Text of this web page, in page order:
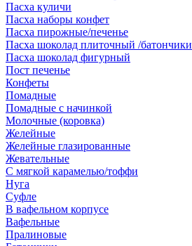
Пасха куличи
Пасха наборы конфет
Пасха пирожные/печенье
Пасха шоколад плиточный /батончики
Пасха шоколад фигурный
Пост печенье
Конфеты
Помадные
Помадные с начинкой
Молочные (коровка)
Желейные
Желейные глазированные
Жевательные
С мягкой карамелью/тоффи
Нуга
Суфле
В вафельном корпусе
Вафельные
Пралиновые